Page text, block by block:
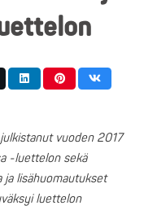
vuoden 2017
-luettelon sekä
lisähuomautukset
luettelon